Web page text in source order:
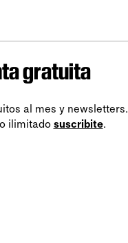
gratuita
al mes y newsletters.
ilimitado suscribite.